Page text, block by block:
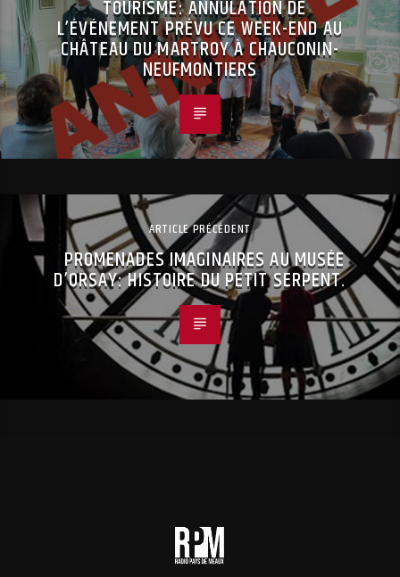
TOURISME: ANNULATION DE
L’ÉVÉNEMENT PRÉVU CE WEEK-END AU
CHÂTEAU DU MARTROY À CHAUCONIN-
NEUFMONTIERS
ARTICLE PRÉCÉDENT
PROMENADES IMAGINAIRES AU MUSÉE
D’ORSAY: HISTOIRE DU PETIT SERPENT.